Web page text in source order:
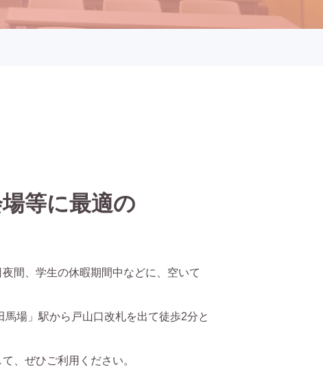
等に最適の
間、学生の休暇期間中などに、空いて
場」駅から戸山口改札を出て徒歩2分と
、ぜひご利用ください。